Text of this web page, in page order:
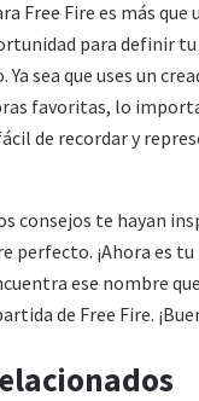
Free Fire es más que
para definir
sea que uses un
favoritas, lo
de recordar y
consejos te hayan
perfecto. ¡Ahora es
ese nombre
de Free Fire.